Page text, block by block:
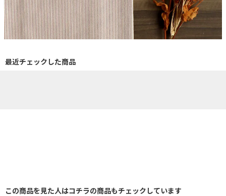
最近チェックした商品
この商品を見た人はコチラの商品もチェックしています